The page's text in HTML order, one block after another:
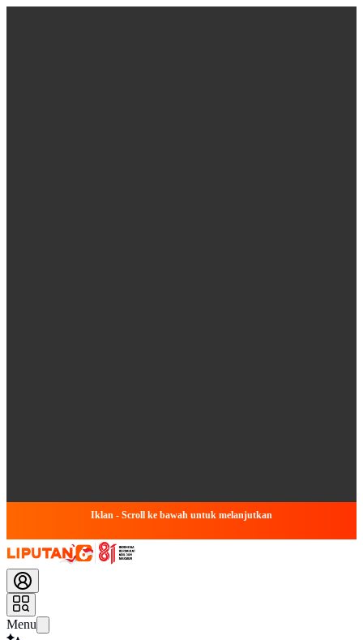
Iklan - Scroll ke bawah untuk melanjutkan
Menu